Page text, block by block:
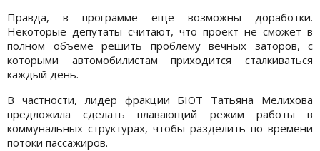
Правда, в программе еще возможны доработки.
Некоторые депутаты считают, что проект не сможет в
полном объеме решить проблему вечных заторов, с
которыми автомобилистам приходится сталкиваться
каждый день.
В частности, лидер фракции БЮТ Татьяна Мелихова
предложила сделать плавающий режим работы в
коммунальных структурах, чтобы разделить по времени
потоки пассажиров.